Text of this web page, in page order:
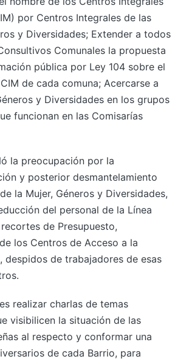
por Centros Integrales de las
y Diversidades; Extender a todos
Comunales la propuesta
pública por Ley 104 sobre el
de cada comuna; Acercarse a
y Diversidades en los grupos
funcionan en las Comisarías
la preocupación por la
y posterior desmantelamiento
la Mujer, Géneros y Diversidades,
del personal de la Línea
de Presupuesto,
los Centros de Acceso a la
despidos de trabajadores de esas
realizar charlas de temas
visibilicen la situación de las
al respecto y conformar una
de cada Barrio, para